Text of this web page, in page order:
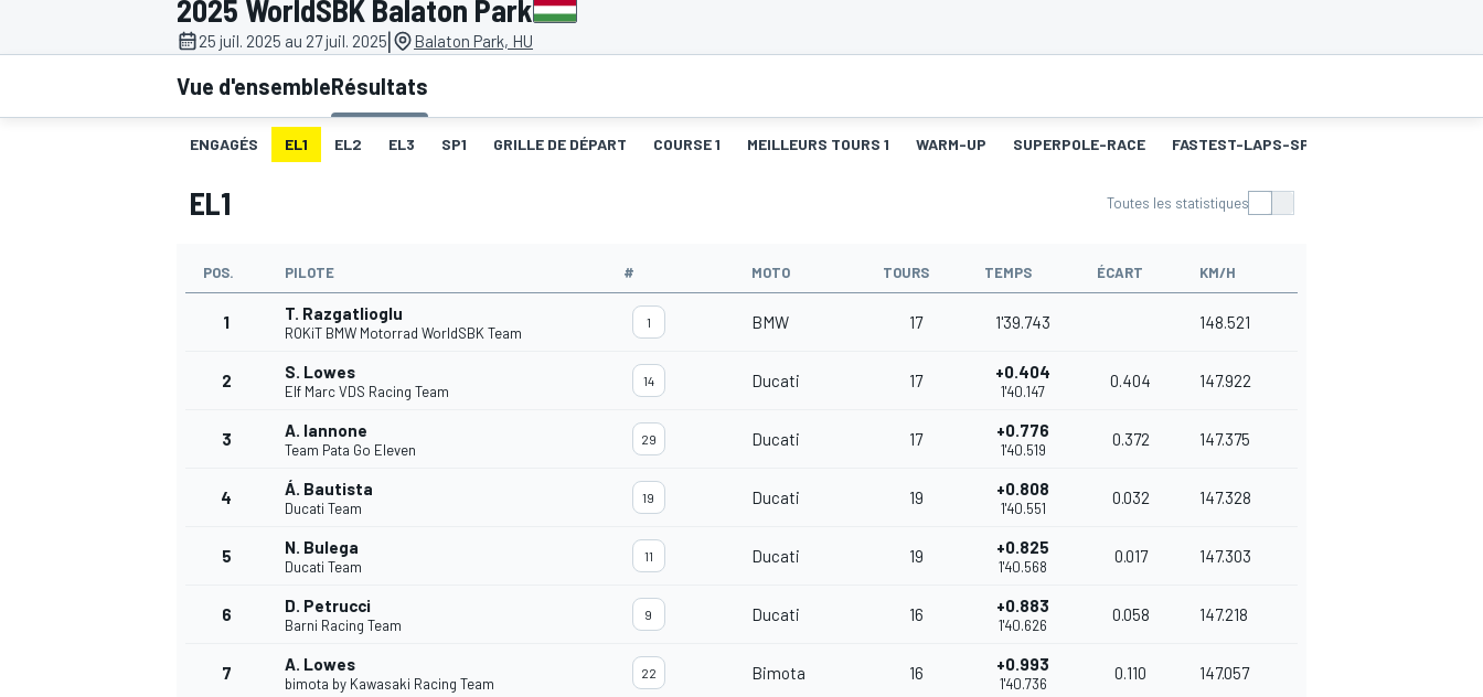
2025 WorldSBK Balaton Park
25 juil. 2025 au 27 juil. 2025| Balaton Park, HU
Vue d'ensembleRésultats
ENGAGÉS EL1 EL2 EL3 SP1 GRILLE DE DÉPART COURSE 1 MEILLEURS TOURS 1 WARM-UP SUPERPOLE-RACE FASTEST-LAPS-SP
EL1 Toutes les statistiques
POS. PILOTE # MOTO TOURS TEMPS ÉCART KM/H
1 T. Razgatlioglu
ROKiT BMW Motorrad WorldSBK Team
1 BMW 17 1'39.743 148.521
2 S. Lowes
Elf Marc VDS Racing Team
14 Ducati 17 +0.404
1'40.147
0.404 147.922
3 A. Iannone
Team Pata Go Eleven
29 Ducati 17 +0.776
1'40.519
0.372 147.375
4 Á. Bautista
Ducati Team
19 Ducati 19 +0.808
1'40.551
0.032 147.328
5 N. Bulega
Ducati Team
11 Ducati 19 +0.825
1'40.568
0.017 147.303
6 D. Petrucci
Barni Racing Team
9 Ducati 16 +0.883
1'40.626
0.058 147.218
7 A. Lowes
bimota by Kawasaki Racing Team
22 Bimota 16 +0.993
1'40.736
0.110 147.057